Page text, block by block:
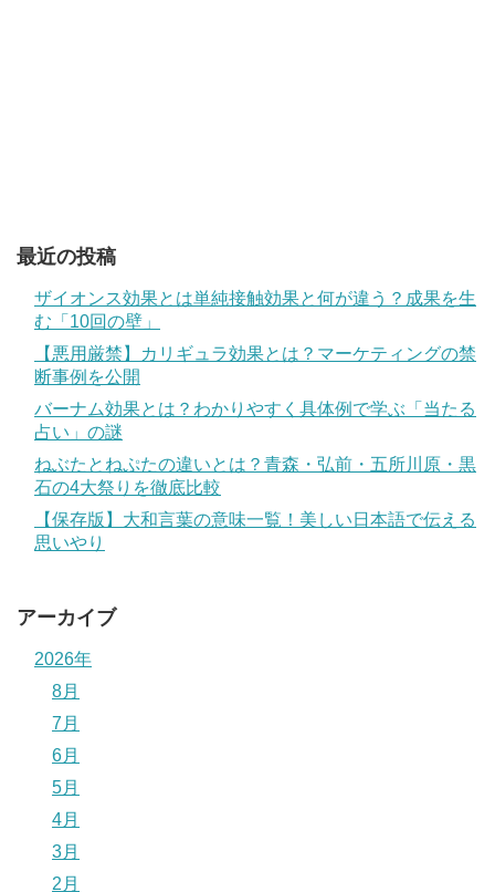
最近の投稿
ザイオンス効果とは単純接触効果と何が違う？成果を生
む「10回の壁」
【悪用厳禁】カリギュラ効果とは？マーケティングの禁
断事例を公開
バーナム効果とは？わかりやすく具体例で学ぶ「当たる
占い」の謎
ねぶたとねぷたの違いとは？青森・弘前・五所川原・黒
石の4大祭りを徹底比較
【保存版】大和言葉の意味一覧！美しい日本語で伝える
思いやり
アーカイブ
2026年
8月
7月
6月
5月
4月
3月
2月